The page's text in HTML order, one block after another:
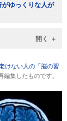
がゆっくりな人が
けない人の「脳の習
集したものです。